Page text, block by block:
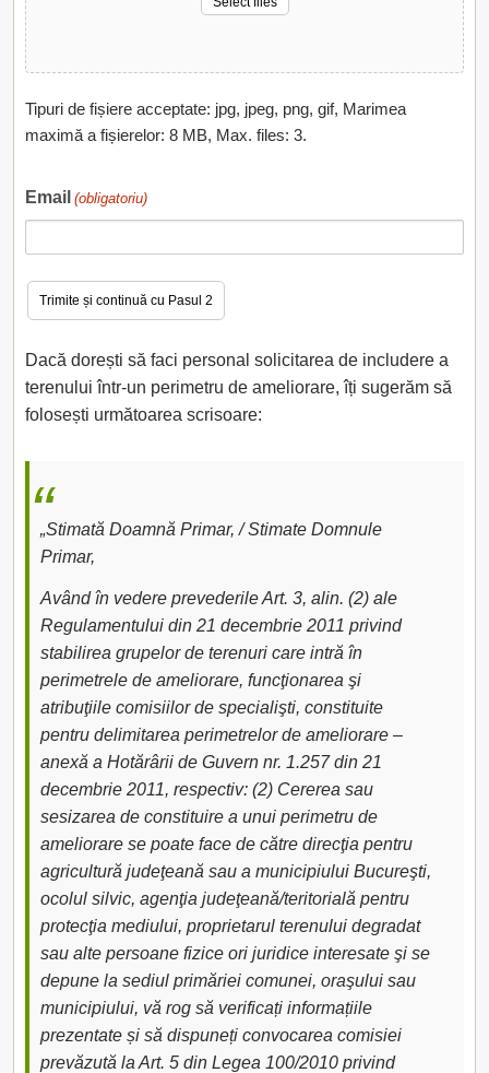
Tipuri de fișiere acceptate: jpg, jpeg, png, gif, Marimea
maximă a fișierelor: 8 MB, Max. files: 3.
Email (obligatoriu)
Dacă dorești să faci personal solicitarea de includere a
terenului într-un perimetru de ameliorare, îți sugerăm să
folosești următoarea scrisoare:
„Stimată Doamnă Primar, / Stimate Domnule
Primar,
Având în vedere prevederile Art. 3, alin. (2) ale
Regulamentului din 21 decembrie 2011 privind
stabilirea grupelor de terenuri care intră în
perimetrele de ameliorare, funcţionarea şi
atribuţiile comisiilor de specialişti, constituite
pentru delimitarea perimetrelor de ameliorare –
anexă a Hotărârii de Guvern nr. 1.257 din 21
decembrie 2011, respectiv: (2) Cererea sau
sesizarea de constituire a unui perimetru de
ameliorare se poate face de către direcţia pentru
agricultură judeţeană sau a municipiului Bucureşti,
ocolul silvic, agenţia judeţeană/teritorială pentru
protecţia mediului, proprietarul terenului degradat
sau alte persoane fizice ori juridice interesate şi se
depune la sediul primăriei comunei, oraşului sau
municipiului, vă rog să verificați informațiile
prezentate și să dispuneți convocarea comisiei
prevăzută la Art. 5 din Legea 100/2010 privind